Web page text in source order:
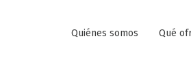
Quiénes somos Qué